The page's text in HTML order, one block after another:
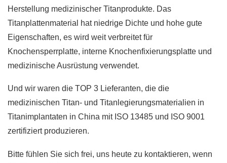
Herstellung medizinischer Titanprodukte. Das
Titanplattenmaterial hat niedrige Dichte und hohe gute
Eigenschaften, es wird weit verbreitet für
Knochensperrplatte, interne Knochenfixierungsplatte und
medizinische Ausrüstung verwendet.
Und wir waren die TOP 3 Lieferanten, die die
medizinischen Titan- und Titanlegierungsmaterialien in
Titanimplantaten in China mit ISO 13485 und ISO 9001
zertifiziert produzieren.
Bitte fühlen Sie sich frei, uns heute zu kontaktieren, wenn